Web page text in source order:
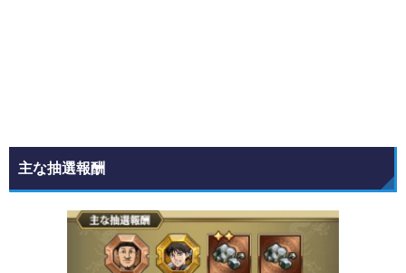
主な抽選報酬